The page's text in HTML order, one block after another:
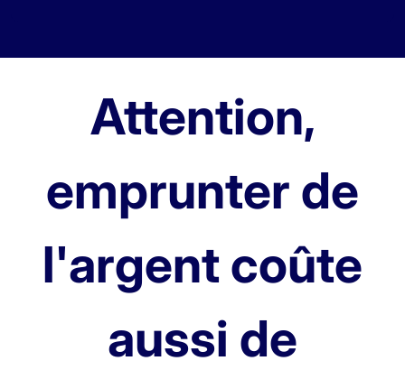
Attention,
emprunter de
l'argent coûte
aussi de